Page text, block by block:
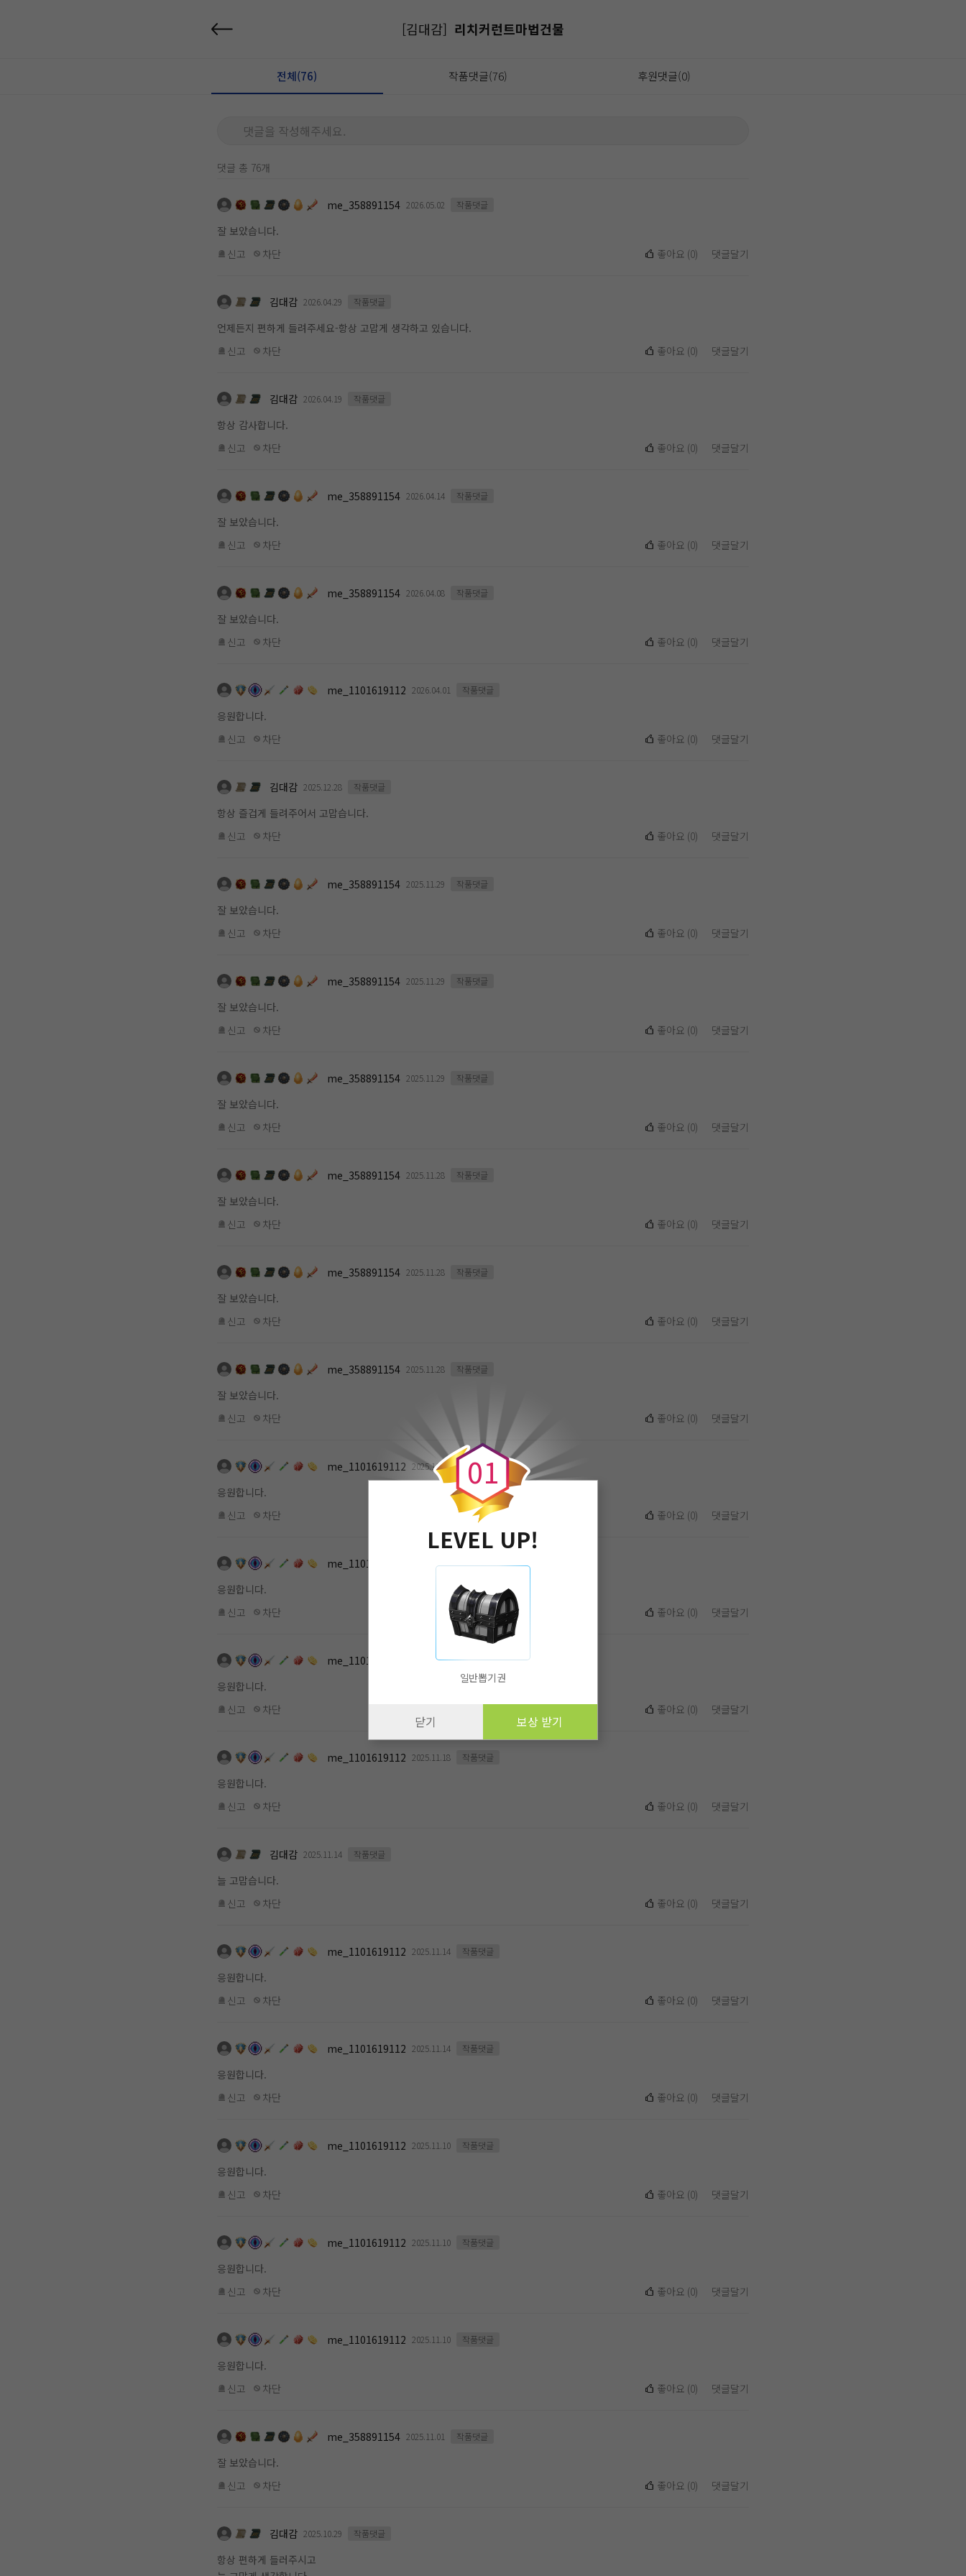
[김대감] 리치커런트마법건물
전체(76) 작품댓글(76) 후원댓글(0)
댓글을 작성해주세요.
댓글 총 76개
me_358891154 2026.05.02 작품댓글
잘 보았습니다.
신고
차단 좋아요 (0) 댓글달기
김대감 2026.04.29 작품댓글
언제든지 편하게 들려주세요-항상 고맙게 생각하고 있습니다.
신고
차단 좋아요 (0) 댓글달기
김대감 2026.04.19 작품댓글
항상 감사합니다.
신고
차단 좋아요 (0) 댓글달기
me_358891154 2026.04.14 작품댓글
잘 보았습니다.
신고
차단 좋아요 (0) 댓글달기
me_358891154 2026.04.08 작품댓글
잘 보았습니다.
신고
차단 좋아요 (0) 댓글달기
me_1101619112 2026.04.01 작품댓글
응원합니다.
신고
차단 좋아요 (0) 댓글달기
김대감 2025.12.28 작품댓글
항상 즐겁게 들려주어서 고맙습니다.
신고
차단 좋아요 (0) 댓글달기
me_358891154 2025.11.29 작품댓글
잘 보았습니다.
신고
차단 좋아요 (0) 댓글달기
me_358891154 2025.11.29 작품댓글
잘 보았습니다.
신고
차단 좋아요 (0) 댓글달기
me_358891154 2025.11.29 작품댓글
잘 보았습니다.
신고
차단 좋아요 (0) 댓글달기
me_358891154 2025.11.28 작품댓글
잘 보았습니다.
신고
차단 좋아요 (0) 댓글달기
me_358891154 2025.11.28 작품댓글
잘 보았습니다.
신고
차단 좋아요 (0) 댓글달기
me_358891154 2025.11.28 작품댓글
잘 보았습니다.
신고
차단 좋아요 (0) 댓글달기
me_1101619112 2025.11.25 작품댓글
응원합니다.
신고
차단 좋아요 (0) 댓글달기
me_1101619112 2025.11.18 작품댓글
응원합니다.
신고
차단 좋아요 (0) 댓글달기
me_1101619112 2025.11.18 작품댓글
응원합니다.
신고
차단 좋아요 (0) 댓글달기
me_1101619112 2025.11.18 작품댓글
응원합니다.
신고
차단 좋아요 (0) 댓글달기
김대감 2025.11.14 작품댓글
늘 고맙습니다.
신고
차단 좋아요 (0) 댓글달기
me_1101619112 2025.11.14 작품댓글
응원합니다.
신고
차단 좋아요 (0) 댓글달기
me_1101619112 2025.11.14 작품댓글
응원합니다.
신고
차단 좋아요 (0) 댓글달기
me_1101619112 2025.11.10 작품댓글
응원합니다.
신고
차단 좋아요 (0) 댓글달기
me_1101619112 2025.11.10 작품댓글
응원합니다.
신고
차단 좋아요 (0) 댓글달기
me_1101619112 2025.11.10 작품댓글
응원합니다.
신고
차단 좋아요 (0) 댓글달기
me_358891154 2025.11.01 작품댓글
잘 보았습니다.
신고
차단 좋아요 (0) 댓글달기
김대감 2025.10.29 작품댓글
항상 편하게 들러주시고
0
0
1
LEVEL UP!
일반뽑기권
닫기 보상 받기